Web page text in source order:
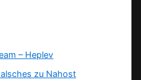
– Heplev
zu Nahost